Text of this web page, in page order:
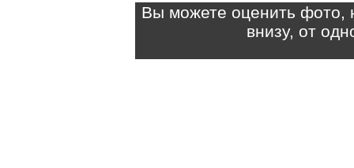
Вы можете оценить фото,
внизу, от